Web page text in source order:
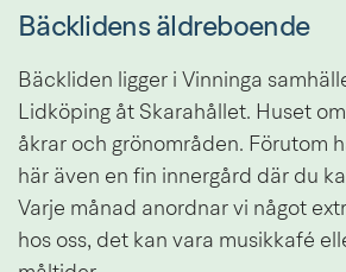
Bäcklidens äldreboende
Bäckliden ligger i Vinninga
Lidköping åt Skarahållet. Huset
åkrar och grönområden. Förutom
här även en fin innergård där du
Varje månad anordnar vi något
hos oss, det kan vara musikkafé